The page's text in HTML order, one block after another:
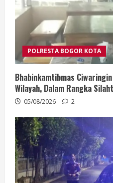
POLRESTA BOGOR KOTA
Bhabinkamtibmas
Wilayah, Dalam Rangka
05/08/2026 2